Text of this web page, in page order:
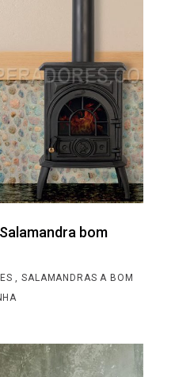
bom
SALAMANDRAS A BOM